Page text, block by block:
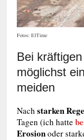
Fotos: ElTime
Bei
möglichst
meiden
Nach starken
Tagen (ich hatte
Erosionoder